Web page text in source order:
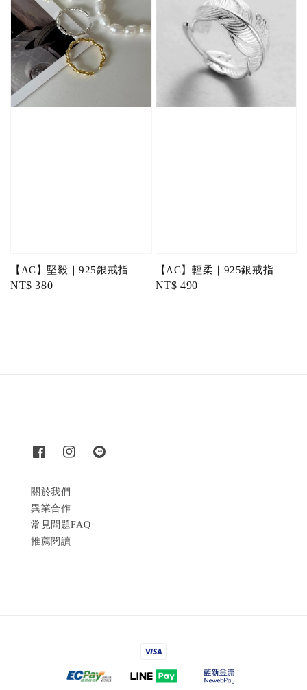
【AC】堅毅｜925銀戒指
Regular
NT$ 380
【AC】輕柔｜925銀戒指
Regular
NT$ 490
關於我們
異業合作
常見問題FAQ
推薦閱讀